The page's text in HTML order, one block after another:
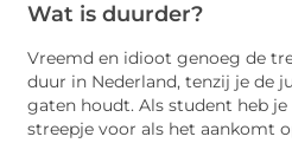
Wat is duurder?
Vreemd en idioot genoeg de
duur in Nederland, tenzij je de
gaten houdt. Als student heb
streepje voor als het aankomt